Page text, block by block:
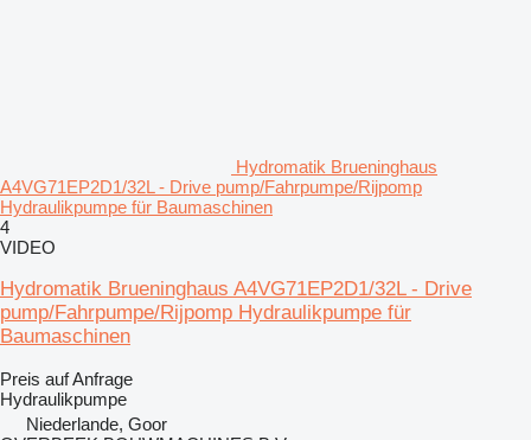
Hydromatik Brueninghaus
A4VG71EP2D1/32L - Drive pump/Fahrpumpe/Rijpomp
Hydraulikpumpe für Baumaschinen
4
VIDEO
Hydromatik Brueninghaus A4VG71EP2D1/32L - Drive
pump/Fahrpumpe/Rijpomp Hydraulikpumpe für
Baumaschinen
Preis auf Anfrage
Hydraulikpumpe
Niederlande, Goor